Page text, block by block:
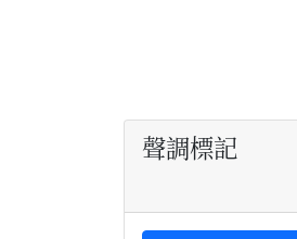
聲調標記